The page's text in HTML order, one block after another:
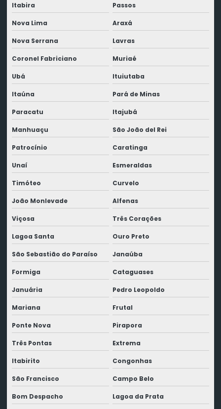
Itabira Passos
Nova Lima Araxá
Nova Serrana Lavras
Coronel Fabriciano Muriaé
Ubá Ituiutaba
Itaúna Pará de Minas
Paracatu Itajubá
Manhuaçu São João del Rei
Patrocínio Caratinga
Unaí Esmeraldas
Timóteo Curvelo
João Monlevade Alfenas
Viçosa Três Corações
Lagoa Santa Ouro Preto
São Sebastião do Paraíso Janaúba
Formiga Cataguases
Januária Pedro Leopoldo
Mariana Frutal
Ponte Nova Pirapora
Três Pontas Extrema
Itabirito Congonhas
São Francisco Campo Belo
Bom Despacho Lagoa da Prata